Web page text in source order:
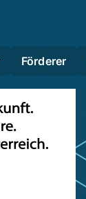
Förderer